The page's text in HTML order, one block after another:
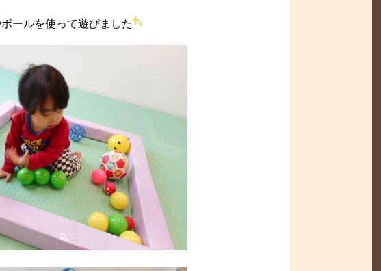
ールを使って遊びました